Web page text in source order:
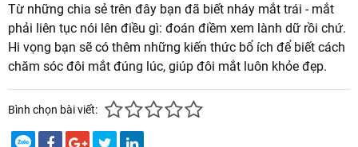
Từ những chia sẻ trên đây bạn đã biết nháy mắt trái - mắt
phải liên tục nói lên điều gì: đoán điềm xem lành dữ rồi chứ.
Hi vọng bạn sẽ có thêm những kiến thức bổ ích để biết cách
chăm sóc đôi mắt đúng lúc, giúp đôi mắt luôn khỏe đẹp.
Bình chọn bài viết: